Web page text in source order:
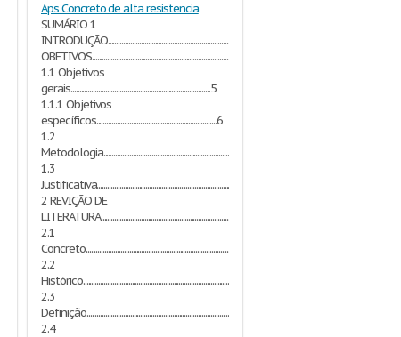
Aps Concreto de alta resistencia
SUMÁRIO 1
INTRODUÇÃO...............................................................................................5
OBETIVOS.....................................................................................................5
1.1 Objetivos
gerais................................................................................5
1.1.1 Objetivos
específicos.....................................................................6
1.2
Metodologia.......................................................................................6
1.3
Justificativa........................................................................................6
2 REVIÇÃO DE
LITERATURA..........................................................................7
2.1
Concreto............................................................................................7
2.2
Histórico............................................................................................7
2.3
Definição...........................................................................................8
2.4